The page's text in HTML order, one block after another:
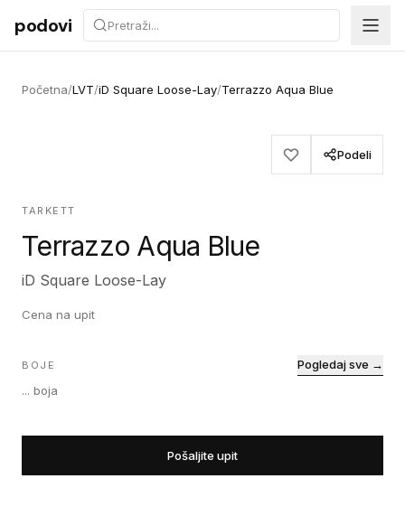
Preskoči na sadržaj
podovi
Početna/LVT/iD Square Loose-Lay/Terrazzo Aqua Blue
Podeli
TARKETT
Terrazzo Aqua Blue
iD Square Loose-Lay
Cena na upit
BOJE
... boja
Pogledaj sve →
Pošaljite upit